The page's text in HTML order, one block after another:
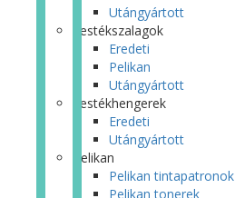
Utángyártott
Festékszalagok
Eredeti
Pelikan
Utángyártott
Festékhengerek
Eredeti
Utángyártott
Pelikan
Pelikan tintapatronok
Pelikan tonerek